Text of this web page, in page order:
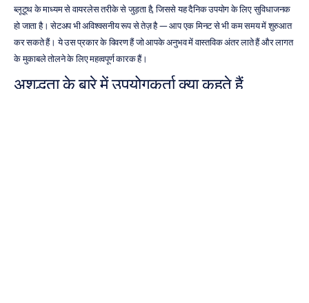
ब्लूटूथ के माध्यम से वायरलेस तरीके से जुड़ता है, जिससे यह दैनिक उपयोग के लिए सुविधाजनक
हो जाता है। सेटअप भी अविश्वसनीय रूप से तेज़ है — आप एक मिनट से भी कम समय में शुरुआत
कर सकते हैं। ये उस प्रकार के विवरण हैं जो आपके अनुभव में वास्तविक अंतर लाते हैं और लागत
के मुकाबले तोलने के लिए महत्वपूर्ण कारक हैं।
अशुद्धता के बारे में उपयोगकर्ता क्या कहते हैं